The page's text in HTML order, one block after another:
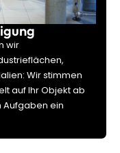
wir
Wir stimmen
auf Ihr Objekt ab
Aufgaben ein